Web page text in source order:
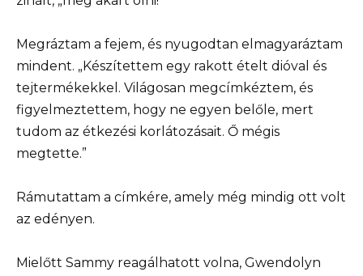
Megráztam a fejem, és nyugodtan elmagyaráztam
mindent. „Készítettem egy rakott ételt dióval és
tejtermékekkel. Világosan megcímkéztem, és
figyelmeztettem, hogy ne egyen belőle, mert
tudom az étkezési korlátozásait. Ő mégis
megtette.”
Rámutattam a címkére, amely még mindig ott volt
az edényen.
Mielőtt Sammy reagálhatott volna, Gwendolyn